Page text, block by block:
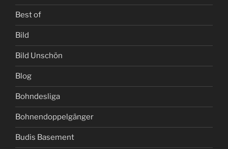
Best of
Bild
Bild Unschön
Blog
Bohndesliga
Bohnendoppelgänger
Budis Basement